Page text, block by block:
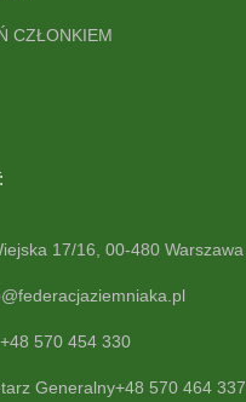
CZŁONKIEM
17/16, 00-480 Warszawa
570 454 330
Generalny+48 570 464 337